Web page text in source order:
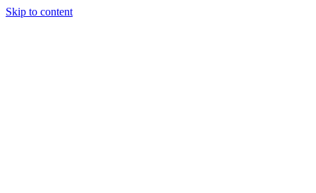
Skip to content